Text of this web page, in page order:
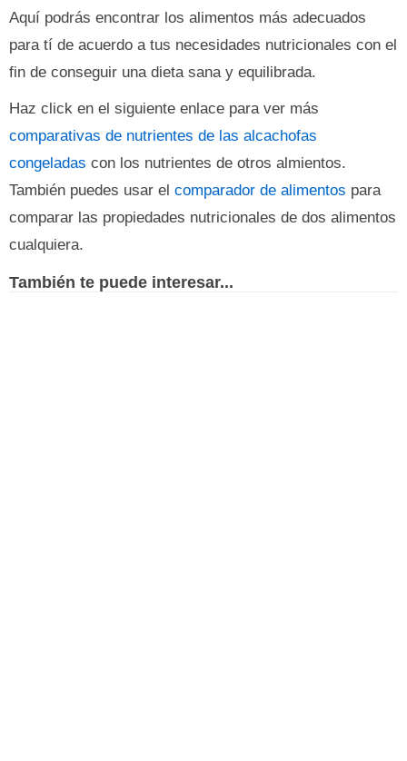
Aquí podrás encontrar los alimentos más adecuados
para tí de acuerdo a tus necesidades nutricionales con el
fin de conseguir una dieta sana y equilibrada.
Haz click en el siguiente enlace para ver más
comparativas de nutrientes de las alcachofas
congeladas con los nutrientes de otros almientos.
También puedes usar el comparador de alimentos para
comparar las propiedades nutricionales de dos alimentos
cualquiera.
También te puede interesar...